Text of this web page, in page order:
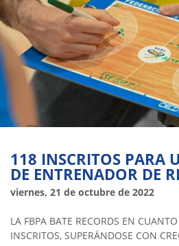
118 INSCRITOS PARA
DE ENTRENADOR DE
viernes, 21 de octubre de 2022
LA FBPA BATE RECORDS EN
INSCRITOS, SUPERÁNDOSE CON